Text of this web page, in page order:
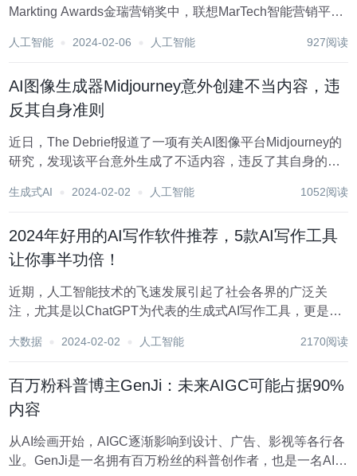
Markting Awards金瑞营销奖中，联想MarTech智能营销平台
描述了联想MarTech智能营销平台的升级与迭代...
人工智能 2024-02-06 人工智能 927阅读
AI图像生成器Midjourney意外创建不当内容，违
反其自身准则
近日，The Debrief报道了一项有关AI图像平台Midjourney的
研究，发现该平台意外生成了不适内容，违反了其自身的使
容，以保持“PG-13”等级，并通过屏蔽特定关键词来实施严格
生成式AI 2024-02-02 人工智能 1052阅读
2024年好用的AI写作软件推荐，5款AI写作工具
让你事半功倍！
近期，人工智能技术的飞速发展引起了社会各界的广泛关
注，尤其是以ChatGPT为代表的生成式AI写作工具，更是成
为了帮助大家有效地利用AI写作工具提升工作效率，我在亲
大数据 2024-02-02 人工智能 2170阅读
百万粉科普博主GenJi：未来AIGC可能占据90%
内容
从AI绘画开始，AIGC逐渐影响到设计、广告、影视等各行各
业。GenJi是一名拥有百万粉丝的科普创作者，也是一名AI科